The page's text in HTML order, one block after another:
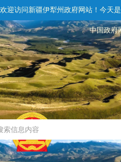
欢迎访问新疆伊犁州政府网站！ 今天是
中国政府